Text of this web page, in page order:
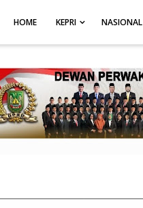
100%; height: auto; }
HOME KEPRI NASIONAL